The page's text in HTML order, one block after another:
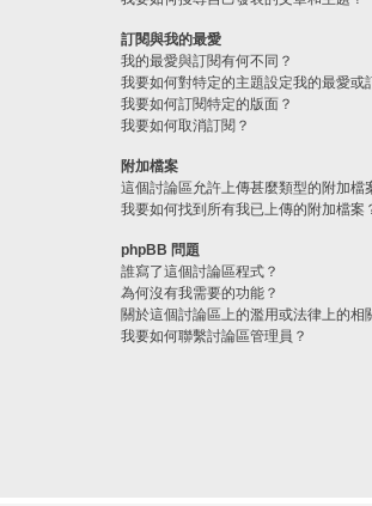
訂閱與我的最愛
我的最愛與訂閱有何不同？
我要如何對特定的主題設定我的最愛或
我要如何訂閱特定的版面？
我要如何取消訂閱？
附加檔案
這個討論區允許上傳甚麼類型的附加檔
我要如何找到所有我已上傳的附加檔案
phpBB 問題
誰寫了這個討論區程式？
為何沒有我需要的功能？
關於這個討論區上的濫用或法律上的相
我要如何聯繫討論區管理員？